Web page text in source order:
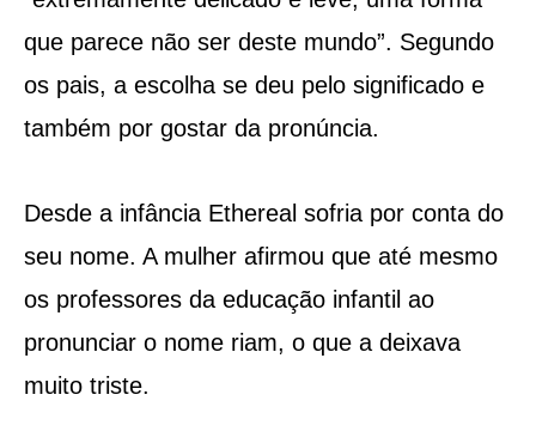
que parece não ser deste mundo”. Segundo
os pais, a escolha se deu pelo significado e
também por gostar da pronúncia.
Desde a infância Ethereal sofria por conta do
seu nome. A mulher afirmou que até mesmo
os professores da educação infantil ao
pronunciar o nome riam, o que a deixava
muito triste.